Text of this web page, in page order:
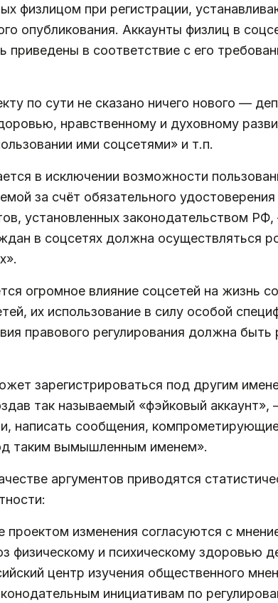
физлицом при регистрации,
опубликования. Аккаунты физлиц в
в соответствие с его
по сути не сказано ничего нового —
нравственному и духовному
ими соцсетями» и т.п.
в исключении возможности
за счёт обязательного
установленных законодательством
в соцсетях должна осуществляться
огромное влияние соцсетей на жизнь
их использование в силу особой
правового регулирования должна
зарегистрироваться под другим
так называемый «фэйковый
написать сообщения,
таким вымышленным именем».
аргументов приводятся
изменения согласуются с
физическому и психическому здоровью
центр изучения общественного
инициативам по